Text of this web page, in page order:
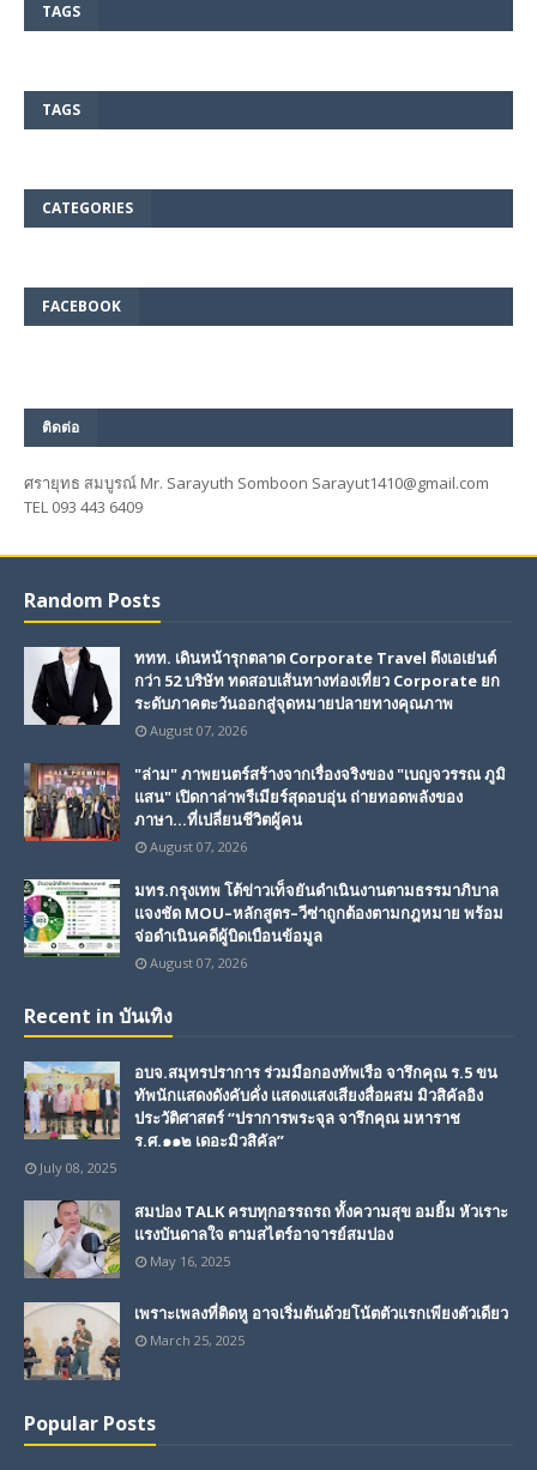
TAGS
TAGS
CATEGORIES
FACEBOOK
ติดต่อ
ศรายุทธ สมบูรณ์ Mr. Sarayuth Somboon Sarayut1410@gmail.com
TEL 093 443 6409
Random Posts
ททท. เดินหน้ารุกตลาด Corporate Travel ดึงเอเย่นต์
กว่า 52 บริษัท ทดสอบเส้นทางท่องเที่ยว Corporate ยก
ระดับภาคตะวันออกสู่จุดหมายปลายทางคุณภาพ
August 07, 2026
"ล่าม" ภาพยนตร์สร้างจากเรื่องจริงของ "เบญจวรรณ ภูมิ
แสน" เปิดกาล่าพรีเมียร์สุดอบอุ่น ถ่ายทอดพลังของ
ภาษา...ที่เปลี่ยนชีวิตผู้คน
August 07, 2026
มทร.กรุงเทพ โต้ข่าวเท็จยันดำเนินงานตามธรรมาภิบาล
แจงชัด MOU–หลักสูตร–วีซ่าถูกต้องตามกฎหมาย พร้อม
จ่อดำเนินคดีผู้บิดเบือนข้อมูล
August 07, 2026
Recent in บันเทิง
อบจ.สมุทรปราการ ร่วมมือกองทัพเรือ จารึกคุณ ร.5 ขน
ทัพนักแสดงดังคับคั่ง แสดงแสงเสียงสื่อผสม มิวสิคัลอิง
ประวัติศาสตร์ “ปราการพระจุล จารึกคุณ มหาราช
ร.ศ.๑๑๒ เดอะมิวสิคัล”
July 08, 2025
สมปอง TALK ครบทุกอรรถรถ ทั้งความสุข อมยิ้ม หัวเราะ
แรงบันดาลใจ ตามสไตร์อาจารย์สมปอง
May 16, 2025
เพราะเพลงที่ติดหู อาจเริ่มต้นด้วยโน้ตตัวแรกเพียงตัวเดียว
March 25, 2025
Popular Posts